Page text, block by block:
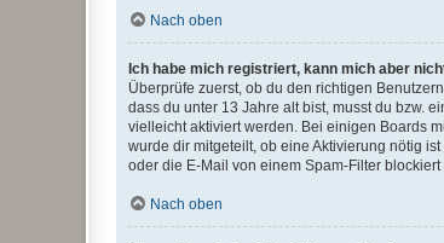
Nach oben
Ich habe mich registriert, kann mich aber
Überprüfe zuerst, ob du den richtigen
dass du unter 13 Jahre alt bist, musst du bzw.
vielleicht aktiviert werden. Bei einigen Boards
wurde dir mitgeteilt, ob eine Aktivierung nötig
oder die E-Mail von einem Spam-Filter
Nach oben